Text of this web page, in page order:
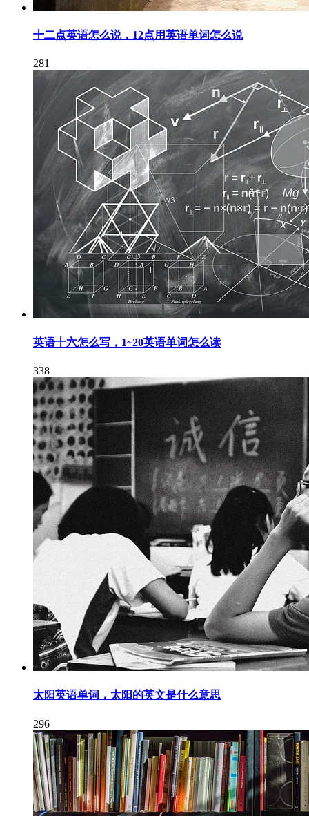
十二点英语怎么说，12点用英语单词怎么说
281
英语十六怎么写，1~20英语单词怎么读
338
太阳英语单词，太阳的英文是什么意思
296